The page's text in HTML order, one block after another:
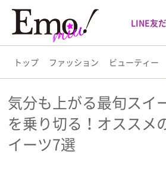
LINE友
トップ ファッション ビューティー
トップ
ファッション
気分も上がる最旬スイ
を乗り切る！オススメ
イーツ7選